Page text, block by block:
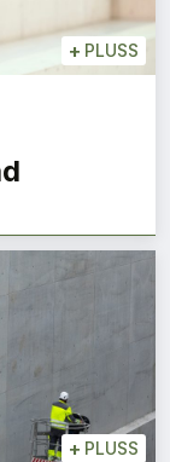
+ PLUSS
+ PLUSS